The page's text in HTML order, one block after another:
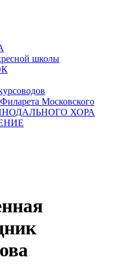
школы
Московского
ХОРА